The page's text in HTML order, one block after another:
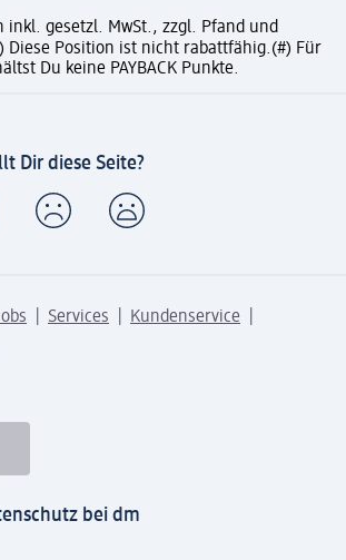
inkl. gesetzl. MwSt., zzgl. Pfand und
Diese Position ist nicht rabattfähig.(#) Für
Du keine PAYBACK Punkte.
Dir diese Seite?
Services
Kundenservice
bei dm